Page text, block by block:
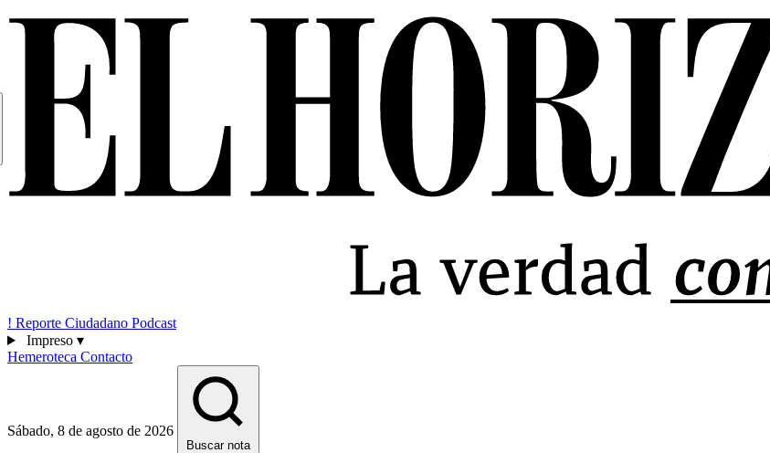
! Reporte Ciudadano Podcast
Impreso ▾
Hemeroteca Contacto
Sábado, 8 de agosto de 2026
Buscar nota